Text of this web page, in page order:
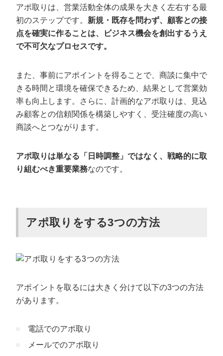
アポ取りは、営業活動全体の成果を大きく左右する最
初のステップです。 新規・既存を問わず、顧客との接
点を確実に作ることは、ビジネス機会を創出するうえ
で不可欠なプロセスです。
また、事前にアポイントを得ることで、商談に集中で
きる時間と環境を確保できるため、結果として営業効
率も向上します。さらに、計画的なアポ取りは、見込
み顧客との信頼関係を構築しやすく、受注確度の高い
商談へとつながります。
アポ取りは単なる「日時調整」ではなく、戦略的に取
り組むべき重要業務なのです。
アポ取りをする3つの方法
アポイントを取るには大きく分けて以下の3つの方法
があります。
電話でのアポ取り
メールでのアポ取り